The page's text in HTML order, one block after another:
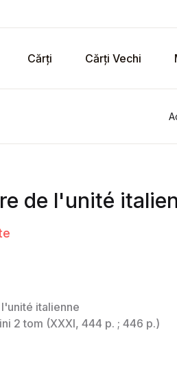
Cărți Cărți Vechi
de l'unité